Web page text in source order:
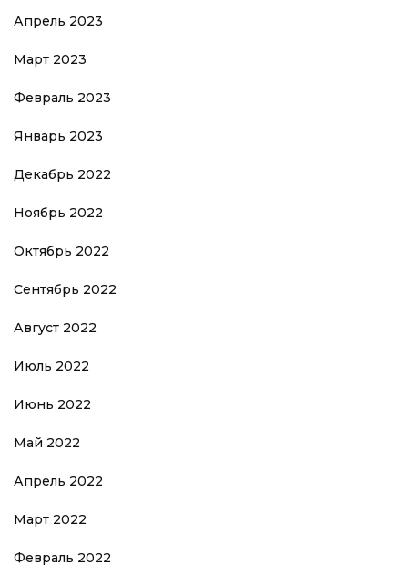
Апрель 2023
Март 2023
Февраль 2023
Январь 2023
Декабрь 2022
Ноябрь 2022
Октябрь 2022
Сентябрь 2022
Август 2022
Июль 2022
Июнь 2022
Май 2022
Апрель 2022
Март 2022
Февраль 2022